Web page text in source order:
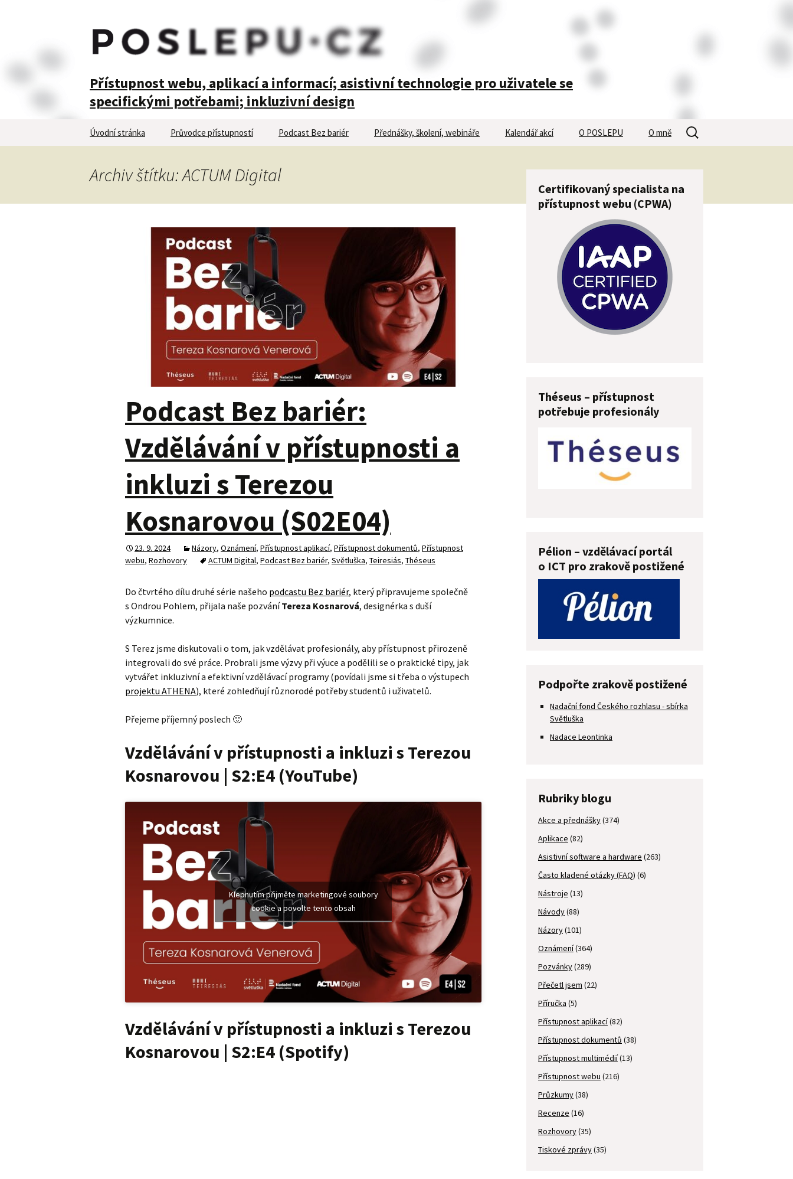
POSLEPU
Přístupnost webu, aplikací a informací; asistivní technologie pro uživatele se
specifickými potřebami; inkluzivní design
Přejít
webu
Úvodní stránka Průvodce přístupností Podcast Bez bariér Přednášky, školení, webináře Kalendář akcí O POSLEPU O mně
Vyhledávání
Archiv štítku: ACTUM Digital
Podcast Bez bariér:
Vzdělávání v přístupnosti a
inkluzi s Terezou
Kosnarovou (S02E04)
23. 9. 2024 Názory, Oznámení, Přístupnost aplikací, Přístupnost dokumentů, Přístupnost
webu, Rozhovory ACTUM Digital, Podcast Bez bariér, Světluška, Teiresiás, Théseus
Do čtvrtého dílu druhé série našeho podcastu Bez bariér, který připravujeme společně
s Ondrou Pohlem, přijala naše pozváníTereza Kosnarová, designérka s duší
výzkumnice.
S Terez jsme diskutovali o tom, jak vzdělávat profesionály, aby přístupnost přirozeně
integrovali do své práce. Probrali jsme výzvy při výuce a podělili se o praktické tipy, jak
vytvářet inkluzivní a efektivní vzdělávací programy (povídali jsme si třeba o výstupech
projektu ATHENA), které zohledňují různorodé potřeby studentů i uživatelů.
Přejeme příjemný poslech 🙂
Vzdělávání v přístupnosti a inkluzi s Terezou
Kosnarovou | S2:E4 (YouTube)
Klepnutím přijměte marketingové soubory
cookie a povolte tento obsah
Vzdělávání v přístupnosti a inkluzi s Terezou
Kosnarovou | S2:E4 (Spotify)
Certifikovaný specialista na
přístupnost webu (CPWA)
Théseus – přístupnost
potřebuje profesionály
Pélion – vzdělávací portál
o ICT pro zrakově postižené
Podpořte zrakově postižené
Nadační fond Českého rozhlasu - sbírka
Světluška
Nadace Leontinka
Rubriky blogu
Akce a přednášky(374)
Aplikace (82)
Asistivní software a hardware (263)
Často kladené otázky (FAQ) (6)
Nástroje (13)
Návody(88)
Názory(101)
Oznámení(364)
Pozvánky(289)
Přečetl jsem (22)
Příručka (5)
Přístupnost aplikací(82)
Přístupnost dokumentů (38)
Přístupnost multimédií(13)
Přístupnost webu (216)
Průzkumy(38)
Recenze (16)
Rozhovory(35)
Tiskové zprávy(35)